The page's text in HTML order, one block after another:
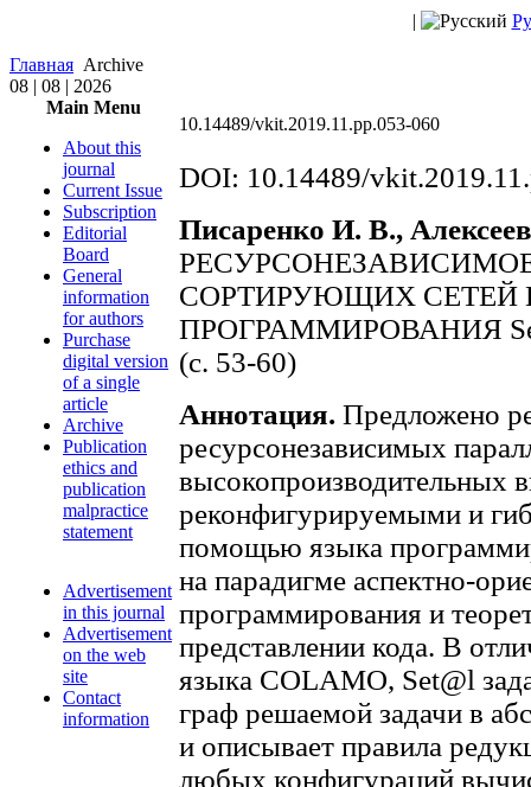
|
Главная Archive
08 | 08 | 2026
Main Menu
About this
journal
Current Issue
Subscription
Editorial
Board
General
information
for authors
Purchase
digital version
of a single
article
Archive
Publication
ethics and
publication
malpractice
statement
Advertisement
in this journal
Advertisement
on the web
site
Contact
information
10.14489/vkit.2019.11.pp.053-060
DOI: 10.14489/
Писаренко И. В.,
СОРТИРУЮЩИХ СЕТЕЙ
ПРОГРАММИРОВАНИЯ
(с. 53-60)
Аннотация. Предложено
ресурсонезависимых
высокопроизводительных
реконфигурируемыми и
помощью языка
на парадигме аспектно-
программирования и
представлении кода. В
языка COLAMO, Set@l
граф решаемой задачи в
и описывает правила
любых конфигураций